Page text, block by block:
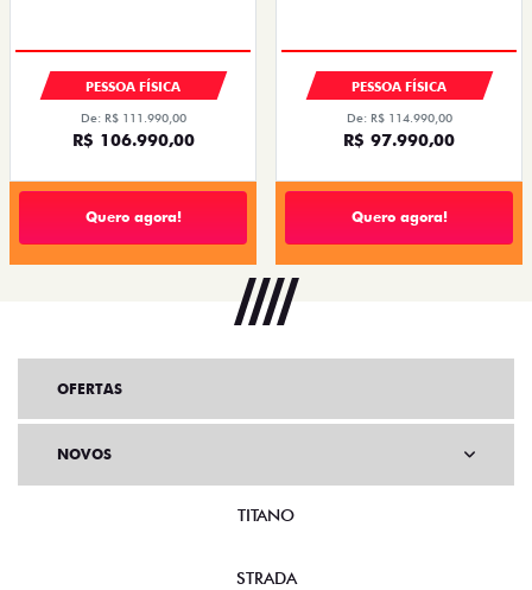
PESSOA FÍSICA
De: R$ 111.990,00
R$ 106.990,00
Quero agora!
PESSOA FÍSICA
De: R$ 114.990,00
R$ 97.990,00
Quero agora!
OFERTAS
NOVOS
TITANO
STRADA